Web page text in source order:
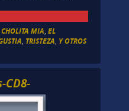
,CHOLITA MIA ,EL
TRISTEZA Y OTROS
CD8-